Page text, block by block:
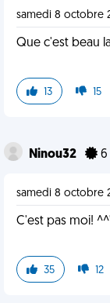
samedi 8 octobre
Que c'est beau
13 15
Ninou32 6
samedi 8 octobre
C'est pas moi! ^^'
35 12